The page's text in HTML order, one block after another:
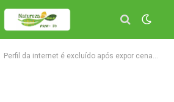
Perfil da internet é excluído após expor cenas de estupro e difamar moradores; polícia tenta identificar dono da página